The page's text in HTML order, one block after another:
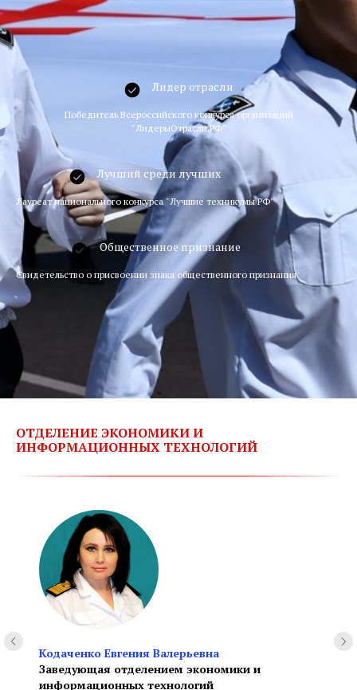
Лидер отрасли
Победитель Всероссийского конкурса организаций
"ЛидерыОтрасли.РФ"
Лучший среди лучших
Лауреат национального конкурса "Лучшие техникумы РФ"
Общественное признание
Свидетельство о присвоении знака общественного признания
ОТДЕЛЕНИЕ ЭКОНОМИКИ И
ИНФОРМАЦИОННЫХ ТЕХНОЛОГИЙ
Кодаченко Евгения Валерьевна
Заведующая отделением экономики и
информационных технологий